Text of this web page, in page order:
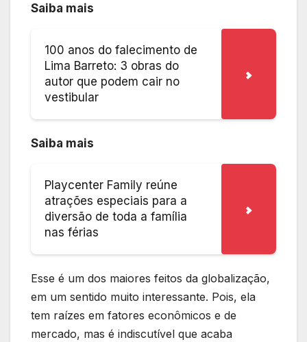
Saiba mais
100 anos do falecimento de
Lima Barreto: 3 obras do
autor que podem cair no
vestibular
Saiba mais
Playcenter Family reúne
atrações especiais para a
diversão de toda a família
nas férias
Esse é um dos maiores feitos da globalização,
em um sentido muito interessante. Pois, ela
tem raízes em fatores econômicos e de
mercado, mas é indiscutível que acaba